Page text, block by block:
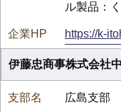
ル製品：
https://k-
伊藤忠商事株式会社
広島支部